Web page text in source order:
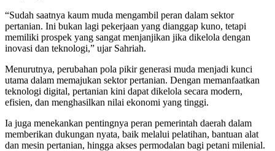
“Sudah saatnya kaum muda mengambil peran dalam sektor
pertanian. Ini bukan lagi pekerjaan yang dianggap kuno, tetapi
memiliki prospek yang sangat menjanjikan jika dikelola dengan
inovasi dan teknologi,” ujar Sahriah.
Menurutnya, perubahan pola pikir generasi muda menjadi kunci
utama dalam memajukan sektor pertanian. Dengan memanfaatkan
teknologi digital, pertanian kini dapat dikelola secara modern,
efisien, dan menghasilkan nilai ekonomi yang tinggi.
Ia juga menekankan pentingnya peran pemerintah daerah dalam
memberikan dukungan nyata, baik melalui pelatihan, bantuan alat
dan mesin pertanian, hingga akses permodalan bagi petani milenial.